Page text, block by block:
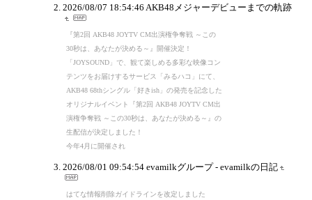
2026/08/07 18:54:46 AKB48メジャーデビューまでの軌跡
『第2回 AKB48 JOYTV CM出演権争奪戦 ～この
30秒は、あなたが決める～』開催決定！
「JOYSOUND」で、観て楽しめる多彩な映像コン
テンツをお届けするサービス「みるハコ」にて、
AKB48 68thシングル「好きish」の発売を記念した
オリジナルイベント『第2回 AKB48 JOYTV CM出
演権争奪戦 ～この30秒は、あなたが決める～』の
生配信が決定しました！
今年4月に開催され
2026/08/01 09:54:54 evamilkグループ - evamilkの日記
はてな情報削除ガイドラインを改定しました